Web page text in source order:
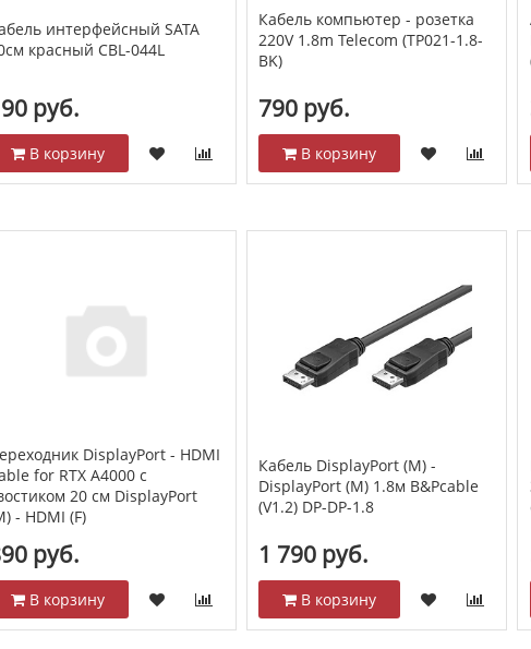
интерфейсный SATA
красный CBL-044L
руб.
В корзину
Кабель компьютер - розетка
220V 1.8m Telecom (TP021-1.8-
BK)
790 руб.
В корзину
DisplayPort - HDMI
for RTX A4000 с
20 см DisplayPort
- HDMI (F)
руб.
В корзину
Кабель DisplayPort (M) -
DisplayPort (M) 1.8м B&Pcable
(V1.2) DP-DP-1.8
1 790 руб.
В корзину